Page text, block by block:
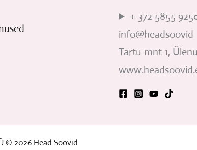
+ 372 5855
info@headsoovid
Tartu mnt 1,
© 2026 Head Soovid